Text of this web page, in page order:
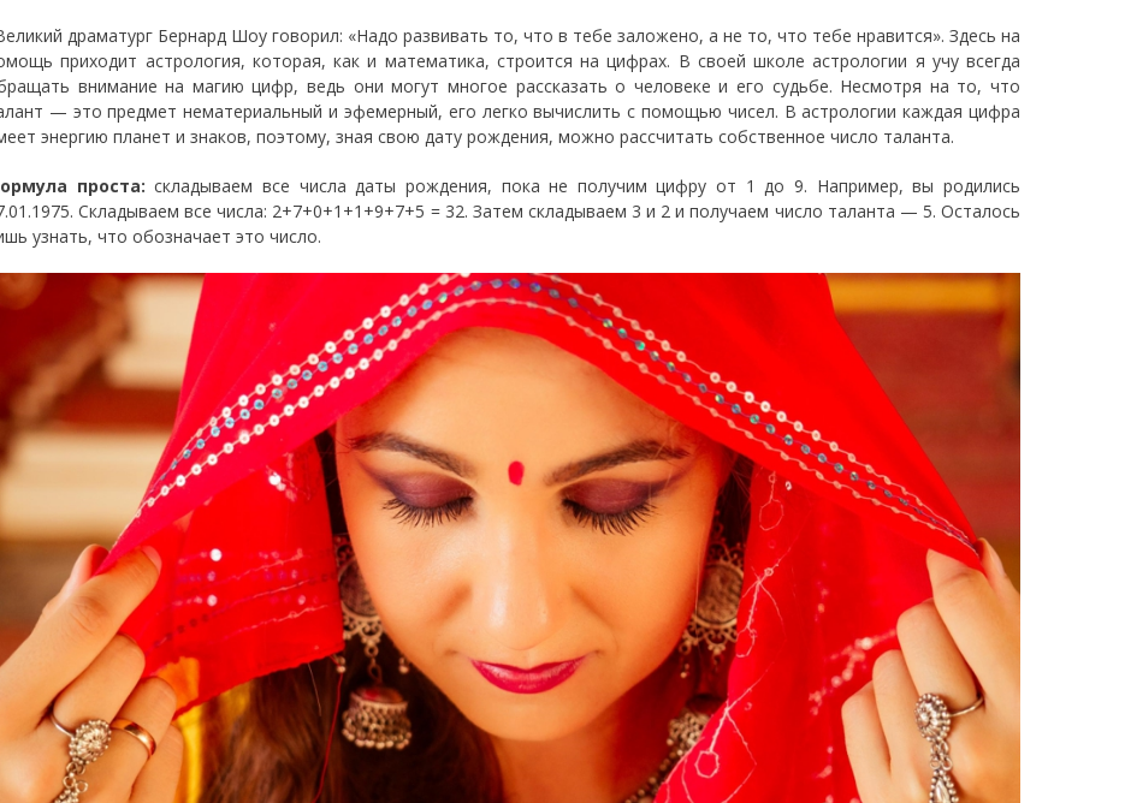
драматург Бернард Шоу говорил: «Надо развивать то, что в тебе заложено, а не то, что тебе нравится». Здесь на
приходит астрология, которая, как и математика, строится на цифрах. В своей школе астрологии я учу всегда
внимание на магию цифр, ведь они могут многое рассказать о человеке и его судьбе. Несмотря на то, что
— это предмет нематериальный и эфемерный, его легко вычислить с помощью чисел. В астрологии каждая цифра
энергию планет и знаков, поэтому, зная свою дату рождения, можно рассчитать собственное число таланта.
проста:складываем все числа даты рождения, пока не получим цифру от 1 до 9. Например, вы родились
Складываем все числа: 2+7+0+1+1+9+7+5 = 32. Затем складываем 3 и 2 и получаем число таланта — 5. Осталось
узнать, что обозначает это число.